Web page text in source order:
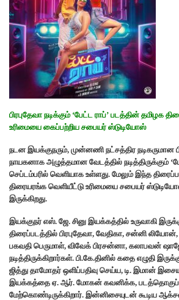
பிரபுதேவா நடிக்கும் ‘பேட்ட ராப்’ படத்தின் தமிழக
உரிமையை கைப்பற்றிய சபையர் ஸ்டுடியோஸ்
நடன இயக்குநரும், முன்னணி நட்சத்திர நடிகருமான
நாயகனாக அழுத்தமான வேடத்தில் நடித்திருக்கும்
செப்டம்பரில் வெளியாக உள்ளது. மேலும் இந்த
திரையரங்க வெளியீட்டு உரிமையை சபையர்
இருக்கிறது.
இயக்குநர் எஸ். ஜே. சினு இயக்கத்தில் உருவாகி
திரைப்படத்தில் பிரபுதேவா, வேதிகா, சன்னி
பகவதி பெருமாள், விவேக் பிரசன்னா, கலாபவன்
நடித்திருக்கிறார்கள். பி.கே.தினில் கதை எழுதி
ஜித்து தாமோதர் ஒளிப்பதிவு செய்ய, டி. இமான்
இயக்கத்தை ஏ. ஆர். மோகன் கவனிக்க, படத்தொகுப்பு
மேற்கொண்டிருக்கிறார். இன்னிசையுடன் கூடிய